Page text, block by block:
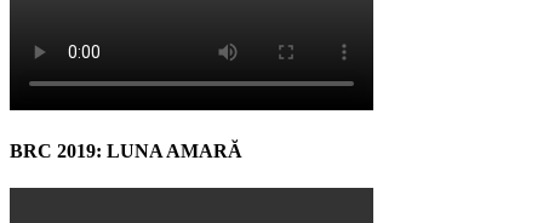
BRC 2019: LUNA AMARĂ